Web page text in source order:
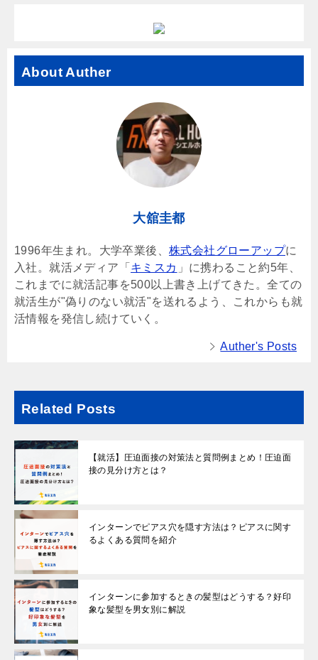
About Auther
大舘圭都
1996年生まれ。大学卒業後、 株式会社グローアップに
入社。就活メディア「 キミスカ 」に携わること約5年、
これまでに就活記事を500以上書き上げてきた。全ての
就活生が"偽りのない就活"を送れるよう、これからも就
活情報を発信し続けていく。
Auther's Posts
Related Posts
【就活】圧迫面接の対策法と質問例まとめ！圧迫面
接の見分け方とは？
インターンでピアス穴を隠す方法は？ピアスに関す
るよくある質問を紹介
インターンに参加するときの髪型はどうする？好印
象な髪型を男女別に解説